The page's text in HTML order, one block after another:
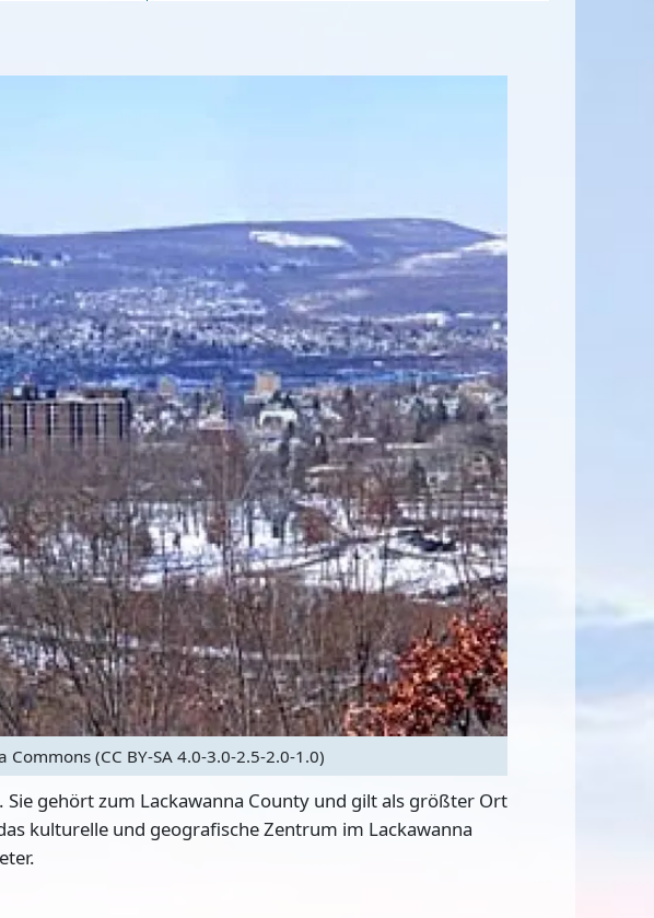
(CC BY-SA 4.0-3.0-2.5-2.0-1.0)
gehört zum Lackawanna County und gilt als größter Ort
kulturelle und geografische Zentrum im Lackawanna